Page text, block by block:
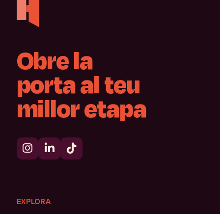
Obrela
portaalteu
milloretapa
EXPLORA